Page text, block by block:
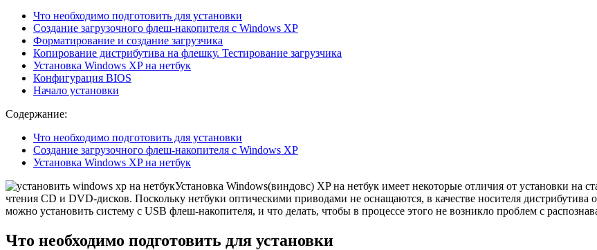
Что необходимо подготовить для установки
Создание загрузочного флеш-накопителя с Windows XP
Форматирование и создание загрузчика
Копирование дистрибутива на флешку. Тестирование загрузчика
Установка Windows XP на нетбук
Конфигурация BIOS
Начало установки
Содержание:
Что необходимо подготовить для установки
Создание загрузочного флеш-накопителя с Windows XP
Установка Windows XP на нетбук
Установка Windows(виндовс) XP на нетбук имеет некоторые отличия от установки на
чтения CD и DVD-дисков. Поскольку нетбуки оптическими приводами не оснащаются, в качестве носителя
можно установить систему с USB флеш-накопителя, и что делать, чтобы в процессе этого не возникло проблем с
Что необходимо подготовить для установки